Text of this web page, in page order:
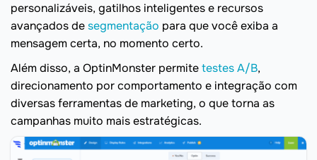
personalizáveis, gatilhos inteligentes e recursos
avançados desegmentação para que você exiba a
mensagem certa, no momento certo.
Além disso, a OptinMonster permitetestes A/B,
direcionamento por comportamento e integração com
diversas ferramentas de marketing, o que torna as
campanhas muito mais estratégicas.